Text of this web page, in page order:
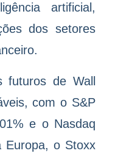
artificial,
dos setores
futuros de Wall
com o S&P
e o Nasdaq
Europa, o Stoxx